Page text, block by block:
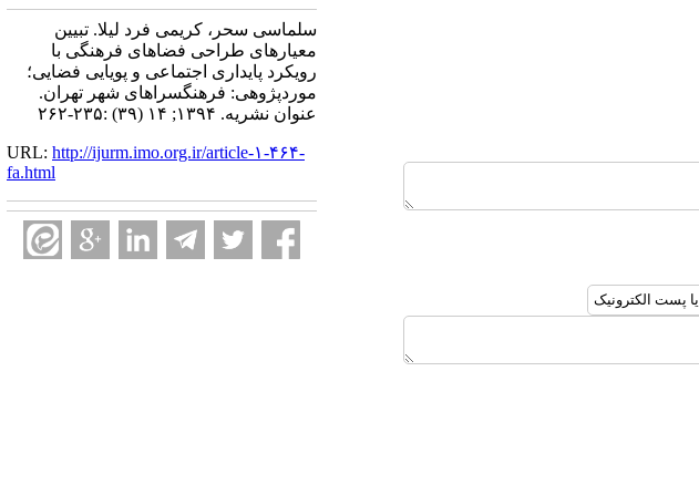
سلماسی سحر، کریمی فرد لیلا. تبیین
معیارهای طراحی فضاهای فرهنگی با
رویکرد پایداری اجتماعی و پویایی فضایی؛
موردپژوهی: فرهنگسراهای شهر تهران.
عنوان نشریه. ۱۳۹۴; ۱۴ (۳۹) :۲۳۵-۲۶۲
URL: http://ijurm.imo.org.ir/article-۱-۴۶۴-
fa.html